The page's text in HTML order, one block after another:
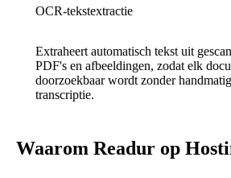
OCR-tekstextractie
Extraheert automatisch tekst uit
PDF's en afbeeldingen, zodat elk
doorzoekbaar wordt zonder
transcriptie.
Waarom Readur op